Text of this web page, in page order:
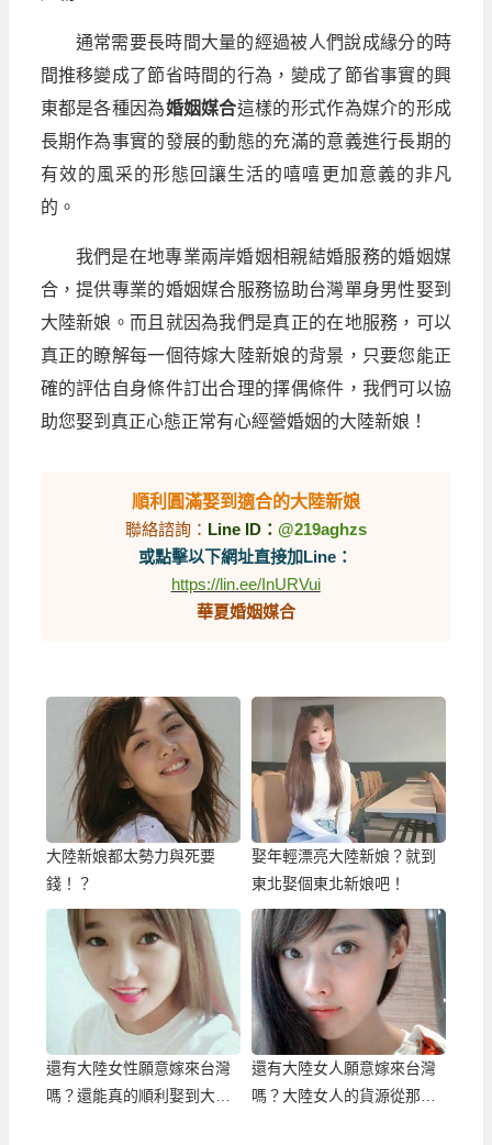
通常需要長時間大量的經過被人們說成緣分的時
間推移變成了節省時間的行為，變成了節省事實的興
東都是各種因為婚姻媒合這樣的形式作為媒介的形成
長期作為事實的發展的動態的充滿的意義進行長期的
有效的風采的形態回讓生活的嘻嘻更加意義的非凡
的。
我們是在地專業兩岸婚姻相親結婚服務的婚姻媒
合，提供專業的婚姻媒合服務協助台灣單身男性娶到
大陸新娘。而且就因為我們是真正的在地服務，可以
真正的瞭解每一個待嫁大陸新娘的背景，只要您能正
確的評估自身條件訂出合理的擇偶條件，我們可以協
助您娶到真正心態正常有心經營婚姻的大陸新娘！
順利圓滿娶到適合的大陸新娘
聯絡諮詢： Line ID： @219aghzs
或點擊以下網址直接加Line：
https://lin.ee/InURVui
華夏婚姻媒合
大陸新娘都太勢力與死要
錢！？
娶年輕漂亮大陸新娘？就到
東北娶個東北新娘吧！
還有大陸女性願意嫁來台灣
嗎？還能真的順利娶到大陸
還有大陸女人願意嫁來台灣
嗎？大陸女人的貨源從那